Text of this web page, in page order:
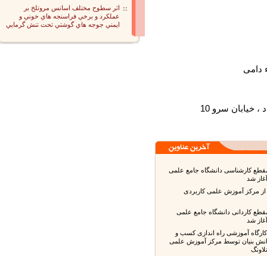
سرو 10
کارشناسی دانشگاه جامع علمی
شد
مرکز آموزش علمی کاربردی
کاردانی دانشگاه جامع علمی
شد
آموزشی راه اندازی کسب و
بنیان توسط مرکز آموزش علمی
اثر سطوح مختلف اسانس مروتلخ بر
عملكرد و برخي فراسنجه هاي خوني و
ايمني جوجه هاي گوشتي تحت تنش گرمايي